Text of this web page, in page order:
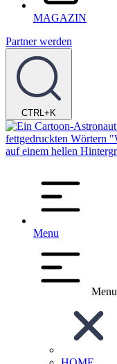
MAGAZIN
Partner werden
CTRL+K
Menu
Menu